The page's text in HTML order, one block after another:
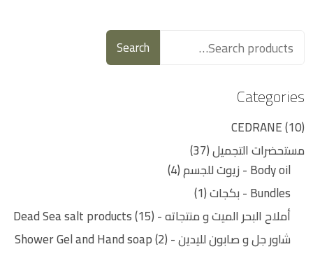
Search
Categories
CEDRANE 10
مستحضرات التجميل 37
Body oil - زيوت للجسم
4
Bundles - بكجات
1
أملاح البحر الميت و منتجاته - Dead Sea salt products 15
شاور جل و صابون لليدين - Shower Gel and Hand soap 2